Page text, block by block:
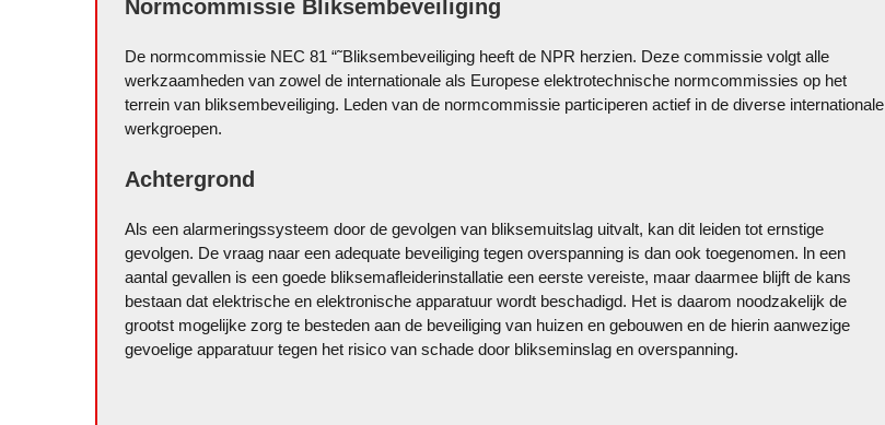
Normcommissie Bliksembeveiliging
De normcommissie NEC 81 “˜Bliksembeveiliging heeft de NPR herzien. Deze commissie volgt alle
werkzaamheden van zowel de internationale als Europese elektrotechnische normcommissies op het
terrein van bliksembeveiliging. Leden van de normcommissie participeren actief in de diverse internationale
werkgroepen.
Achtergrond
Als een alarmeringssysteem door de gevolgen van bliksemuitslag uitvalt, kan dit leiden tot ernstige
gevolgen. De vraag naar een adequate beveiliging tegen overspanning is dan ook toegenomen. ln een
aantal gevallen is een goede bliksemafleiderinstallatie een eerste vereiste, maar daarmee blijft de kans
bestaan dat elektrische en elektronische apparatuur wordt beschadigd. Het is daarom noodzakelijk de
grootst mogelijke zorg te besteden aan de beveiliging van huizen en gebouwen en de hierin aanwezige
gevoelige apparatuur tegen het risico van schade door blikseminslag en overspanning.